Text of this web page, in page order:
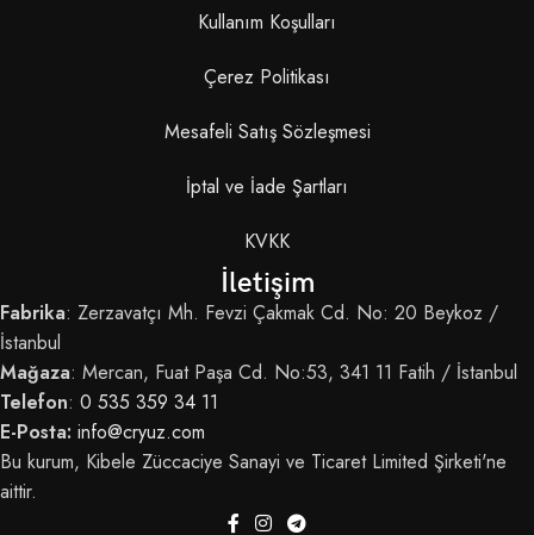
Kullanım Koşulları
Çerez Politikası
Mesafeli Satış Sözleşmesi
İptal ve İade Şartları
KVKK
İletişim
Fabrika: Zerzavatçı Mh. Fevzi Çakmak Cd. No: 20 Beykoz /
İstanbul
Mağaza: Mercan, Fuat Paşa Cd. No:53, 341 11 Fatih / İstanbul
Telefon: 0 535 359 34 11
E-Posta: info@cryuz.com
Bu kurum, Kibele Züccaciye Sanayi ve Ticaret Limited Şirketi'ne
aittir.